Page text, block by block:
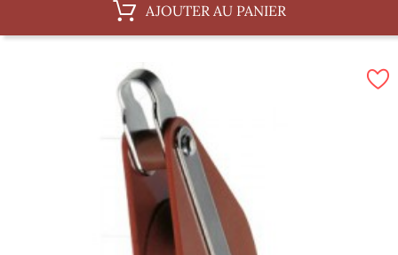
AJOUTER AU PANIER